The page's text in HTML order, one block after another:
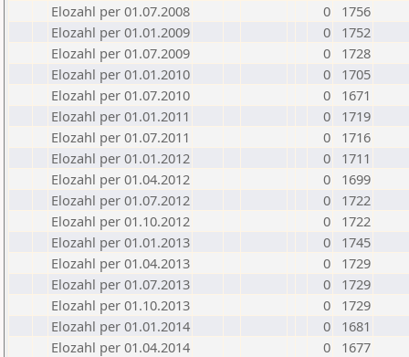
Elozahl per 01.07.2008
0
1756
Elozahl per 01.01.2009
0
1752
Elozahl per 01.07.2009
0
1728
Elozahl per 01.01.2010
0
1705
Elozahl per 01.07.2010
0
1671
Elozahl per 01.01.2011
0
1719
Elozahl per 01.07.2011
0
1716
Elozahl per 01.01.2012
0
1711
Elozahl per 01.04.2012
0
1699
Elozahl per 01.07.2012
0
1722
Elozahl per 01.10.2012
0
1722
Elozahl per 01.01.2013
0
1745
Elozahl per 01.04.2013
0
1729
Elozahl per 01.07.2013
0
1729
Elozahl per 01.10.2013
0
1729
Elozahl per 01.01.2014
0
1681
Elozahl per 01.04.2014
0
1677